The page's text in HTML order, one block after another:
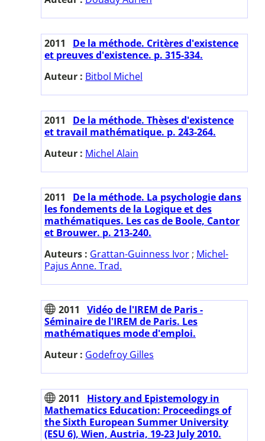
2011
De la méthode. Critères d'existence
et preuves d'existence. p. 315-334.
Auteur : Bitbol Michel
2011
De la méthode. Thèses d'existence
et travail mathématique. p. 243-264.
Auteur : Michel Alain
2011
De la méthode. La psychologie dans
les fondements de la Logique et des
mathématiques. Les cas de Boole, Cantor
et Brouwer. p. 213-240.
Auteurs : Grattan-Guinness Ivor ; Michel-
Pajus Anne. Trad.
2011
Vidéo de l'IREM de Paris -
Séminaire de l'IREM de Paris. Les
mathématiques mode d'emploi.
Auteur : Godefroy Gilles
2011
History and Epistemology in
Mathematics Education: Proceedings of
the Sixth European Summer University
(ESU 6), Wien, Austria, 19-23 July 2010.